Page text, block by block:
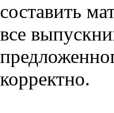
составить
все
корректно.